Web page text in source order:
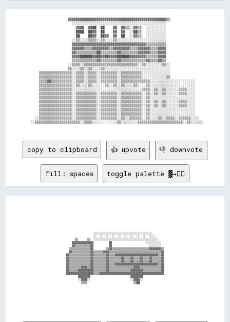
                    ▓▓▓▓▓▓▓▓▓▓▓▓▓▓▓▓▓▓▓▓▓▓▓▓▓▓▓▓▓▓▓▓▓▓▓▓▓▓▓▓▓▓▓▓▓▓▓▓▒▒
                      ░░░░░░░░░░░░░░░░░░░░░░░░░░░░░░░░░░░░░░░░░░░░░░
                        ▓▓▓▓  ▓▓██  ██    ▓▓  ▓▓▒▒░░▓▓▒▒  ░░░░░░░░░░
                        ████  ██▓▓  ██    ▓▓  ▓▓  ░░██▒▒  ░░░░░░░░░░
                        ██    ██▓▓  ██▓▓  ▓▓  ██  ░░▓▓▒▒  ░░░░░░░░░░
                      ░░▒▒░░░░▒▒▒▒░░▒▒░░░░▒▒░░░░░░░░░░░░░░░░░░░░░░░░
                      ▓▓▓▓▓▓▓▓▓▓▓▓▓▓▓▓▓▓▓▓▓▓▓▓▓▓▓▓▓▓▓▓▓▓▓▓▒▒▒▒▒▒▒▒▒▒
                      ▓▓▓▓▓▓▒▒▒▒▓▓▓▓▓▓▓▓▒▒▓▓▓▓▓▓▓▓▒▒▒▒▓▓▓▓▓▓▒▒▒▒▓▓▓▓
                      ▓▓▒▒▒▒▒▒▒▒▒▒██▒▒▒▒▒▒▒▒▓▓▒▒▒▒▒▒▒▒▓▓▓▓▓▓▒▒▒▒▓▓▓▓
                      ▓▓▓▓██████▓▓██▓▓██▓▓▓▓██████▓▓▓▓▓▓▓▓▒▒▒▒▒▒▓▓▓▓
                      ▒▒▒▒▒▒▒▒▒▒▒▒▓▓▒▒▒▒▒▒▒▒▓▓▒▒▒▒▒▒▒▒▒▒▒▒▓▓▒▒▒▒▓▓▒▒
                    ░░▒▒▒▒░░▒▒▒▒▒▒▒▒▒▒▒▒▒▒▒▒▒▒▒▒▒▒▒▒▒▒░░▒▒░░░░░░░░▒▒░░
                    ▒▒░░░░▒▒░░▒▒░░░░▒▒░░░░░░░░░░░░░░░░░░░░░░░░░░░░░░░░
      ▒▒▒▒▒▒▒▒▒▒▒▒▒▒▒▒░░▒▒▒▒░░▒▒▒▒░░▒▒▒▒▒▒▒▒░░▒▒▒▒▒▒▒▒▒▒░░░░░░░░░░░░░░
      ▒▒▒▒▒▒▒▒▒▒▒▒▒▒▒▒░░▒▒▒▒░░▒▒▒▒░░▒▒▒▒▒▒▒▒░░▒▒▒▒▒▒▒▒▒▒░░░░░░░░░░░░▒▒
      ▒▒▒▒▓▓▒▒▒▒▒▒▒▒▒▒░░▒▒▒▒░░▒▒▒▒░░▒▒▒▒▒▒▒▒░░▒▒▒▒▒▒▒▒▒▒▒▒▒▒░░░░░░░░░░░░░░░░░░░░░░
      ▒▒▒▒▒▒▒▒▒▒▒▒▒▒▒▒░░▒▒░░░░▒▒░░░░░░▒▒░░▒▒░░▒▒░░░░▒▒░░░░▒▒░░░░░░░░░░░░░░░░░░░░░░
      ▒▒▒▒▒▒▒▒▒▒▒▒▒▒▒▒░░░░░░░░░░░░░░░░░░░░░░░░░░░░░░░░░░▒▒▒▒░░▒▒░░▒▒░░░░░░▒▒▒▒░░░░
      ▒▒▒▒▒▒▒▒▒▒▒▒▒▒▒▒░░▒▒▒▒▒▒▒▒▒▒░░▒▒▒▒▒▒▒▒░░▒▒▒▒▒▒▒▒▒▒░░▒▒░░▒▒░░▒▒░░░░░░▒▒▒▒░░░░
      ▒▒▒▒▒▒▒▒▒▒▒▒▒▒▒▒░░▒▒▒▒▒▒▒▒▒▒░░▒▒▒▒▒▒▒▒░░▒▒▒▒▒▒▒▒▒▒░░▒▒░░░░░░░░░░░░░░░░░░░░░░
      ▒▒▒▒▒▒▒▒▒▒▒▒▒▒▒▒░░▒▒▒▒▒▒▒▒▒▒░░▒▒▒▒▒▒▒▒░░▒▒▒▒▒▒▒▒▒▒░░▒▒░░▒▒░░▒▒░░░░░░▒▒▒▒░░░░
      ▒▒▒▒▒▒▒▒▒▒▒▒▒▒▒▒░░▒▒▒▒▒▒▒▒▒▒░░▒▒▒▒▒▒▒▒░░▒▒▒▒▒▒▒▒▒▒░░▒▒░░▒▒░░▒▒░░░░░░▒▒▒▒░░░░
      ▒▒▒▒▒▒▒▒▒▒▒▒▒▒▒▒░░▒▒▒▒▒▒▒▒▒▒░░▒▒▒▒▒▒▒▒░░▒▒▒▒▒▒▒▒▒▒░░▒▒░░░░░░░░░░░░░░░░░░░░░░
      ▒▒▒▒▒▒▒▒▒▒▒▒▒▒▒▒░░▒▒▒▒▒▒▒▒▒▒░░▒▒▒▒▒▒▒▒░░▒▒▒▒▒▒▒▒▒▒░░▒▒░░░░░░░░░░░░░░░░░░░░░░
    ░░▒▒▒▒▒▒▒▒▒▒▒▒▒▒▒▒░░▒▒▒▒▒▒▒▒▒▒░░▒▒▒▒▒▒▒▒░░▒▒░░▒▒▒▒▒▒░░▒▒░░░░▒▒░░▒▒▒▒░░▒▒▒▒▒▒░░░░
  ░░▒▒▒▒▒▒▒▒▒▒▒▒▒▒▒▒▒▒▒▒▒▒░░▒▒▒▒░░░░░░░░░░░░▒▒░░░░░░░░▒▒▒▒▒▒▒▒▒▒▒▒▒▒▒▒▒▒▒▒▒▒░░▒▒░░░░░░
copy to clipboard 👍 upvote 👎 downvote
fill: spaces toggle palette ▓→✊🏽
                                    ░░░░░░░░░░░░░░░░░░░░░░░░░░░░░░░░░░░░░░
                                    ░░  ░░  ░░  ░░  ░░  ░░  ░░  ░░  ░░  ░░░░
                        ▒▒      ▒▒  ░░░░░░░░░░░░░░░░░░░░░░░░░░░░░░░░░░░░░░░░░░
                      ▓▓▓▓▓▓▓▓▓▓▓▓▓▓          ▓▓                      ░░░░░░░░░░
                      ▓▓▒▒▒▒▒▒▒▒▒▒▓▓          ▓▓                        ░░░░░░░░
                    ▒▒▒▒▒▒▒▒▒▒▒▒▒▒▓▓        ▒▒▓▓▒▒▒▒▒▒▒▒▒▒▒▒▒▒▒▒▒▒▒▒▒▒▒▒▓▓▓▓▓▓▓▓▒▒
                    ▓▓▒▒▒▒▒▒▒▒▒▒▒▒▓▓▒▒▒▒▒▒▓▓▓▓▒▒▒▒▒▒▒▒▒▒▒▒▒▒▒▒▒▒▒▒▒▒▒▒▒▒▒▒▒▒▒▒▒▒▓▓
                  ▓▓▒▒▒▒▒▒▒▒▒▒▒▒▒▒▓▓▒▒▒▒▒▒▒▒▓▓▒▒▒▒▓▓▓▓▓▓▓▓▓▓▓▓▓▓▓▓▓▓▓▓▓▓▓▓▓▓▓▓▒▒▓▓
                  ▓▓▒▒▒▒▒▒▒▒▒▒▒▒▒▒▓▓▒▒▒▒▒▒▒▒▓▓▒▒▒▒▒▒▒▒▓▓▒▒▒▒▓▓▒▒▒▒▓▓▒▒▒▒▓▓▒▒▒▒▒▒▓▓
                  ▓▓▒▒▒▒▒▒▒▒▒▒▒▒▒▒▓▓▒▒▒▒▒▒▒▒▓▓▒▒▒▒▒▒▒▒▓▓▒▒▒▒▓▓▒▒▒▒▓▓▒▒▒▒▓▓▒▒▒▒▒▒▓▓
                  ▓▓▒▒▒▒▒▒▒▒▒▒▒▒▒▒▓▓▒▒▒▒▒▒▒▒▓▓▒▒▒▒▓▓▓▓▓▓▓▓▓▓▓▓▓▓▓▓▓▓▓▓▓▓▓▓▓▓▓▓▒▒▓▓
                  ▓▓▒▒▒▒▒▒▒▒▓▓▓▓▒▒▓▓▒▒▒▒▒▒▒▒▓▓▒▒▒▒▒▒▒▒▒▒▒▒▒▒▒▒▓▓▓▓▒▒▒▒▒▒▒▒▒▒▒▒▒▒▓▓
                  ▓▓▒▒▒▒▒▒▓▓▓▓▓▓▓▓▓▓▒▒▒▒▒▒▒▒▓▓▒▒▒▒▒▒▒▒▒▒▒▒▒▒▓▓▓▓▓▓▓▓▒▒▒▒▒▒▒▒▒▒▒▒▓▓
                  ▓▓▓▓▓▓▓▓▓▓▓▓▓▓▓▓▓▓▒▒▒▒▓▓▓▓▓▓▓▓▓▓▓▓▓▓▓▓▓▓▓▓▓▓▓▓▓▓▓▓▓▓▓▓▓▓▓▓▓▓▓▓▓▓
                          ▓▓▓▓▓▓▓▓                          ▓▓▓▓▓▓▓▓
                          ░░▓▓▓▓░░                          ░░▓▓▓▓░░